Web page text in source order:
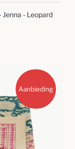
Jenna - Leopard
Aanbieding